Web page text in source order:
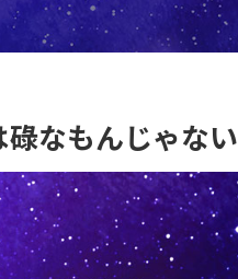
なもんじゃない